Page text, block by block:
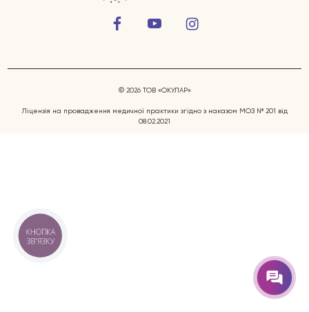
© 2026 ТОВ «ОКУЛАР»
Ліцензія на провадження медичної практики згідно з наказом МОЗ № 201 від
08.02.2021
КНОПКА
ЗВ'ЯЗКУ